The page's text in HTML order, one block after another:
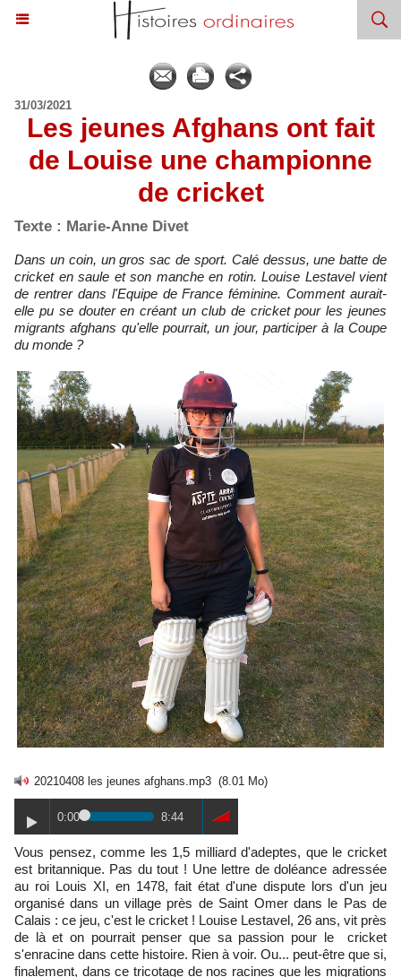
31/03/2021
Les jeunes Afghans ont fait
de Louise une championne
de cricket
Texte : Marie-Anne Divet
Dans un coin, un gros sac de sport. Calé dessus, une batte de
cricket en saule et son manche en rotin. Louise Lestavel vient
de rentrer dans l'Equipe de France féminine. Comment aurait-
elle pu se douter en créant un club de cricket pour les jeunes
migrants afghans qu'elle pourrait, un jour, participer à la Coupe
du monde ?
20210408 les jeunes afghans.mp3 (8.01 Mo)
0:00 8:44
Vous pensez, comme les 1,5 milliard d'adeptes, que le cricket
est britannique. Pas du tout ! Une lettre de doléance adressée
au roi Louis XI, en 1478, fait état d'une dispute lors d'un jeu
organisé dans un village près de Saint Omer dans le Pas de
Calais : ce jeu, c'est le cricket ! Louise Lestavel, 26 ans, vit près
de là et on pourrait penser que sa passion pour le cricket
s'enracine dans cette histoire. Rien à voir. Ou... peut-être que si,
finalement, dans ce tricotage de nos racines que les migrations